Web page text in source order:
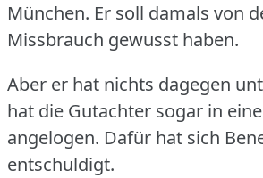
München. Er soll damals von
Missbrauch gewusst haben.
Aber er hat nichts dagegen
hat die Gutachter sogar in
angelogen. Dafür hat sich
entschuldigt.